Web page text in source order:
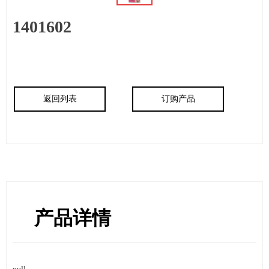
1401602
订购产品
返回列表
产品详情